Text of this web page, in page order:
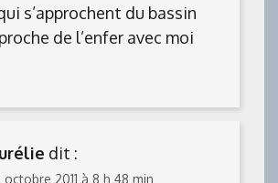
s’approchent du bassin
de l’enfer avec moi
dit :
octobre 2011 à 8 h 48 min